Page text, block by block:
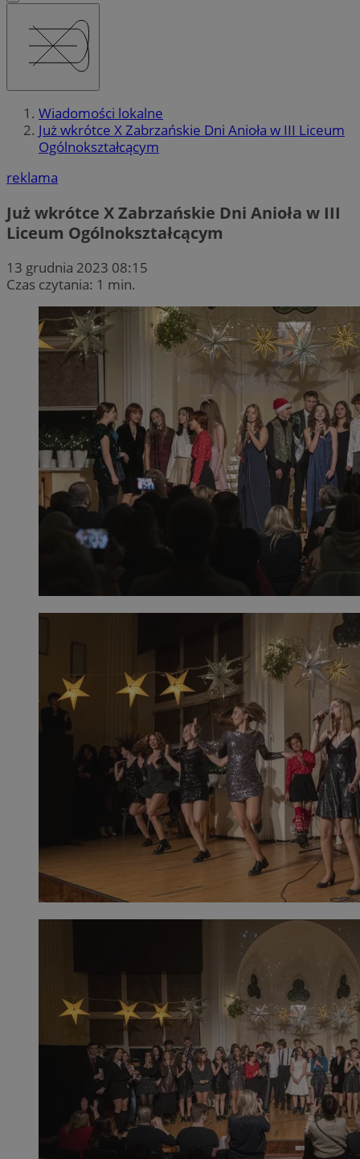
Wiadomości lokalne
Już wkrótce X Zabrzańskie Dni Anioła w III Liceum
Ogólnokształcącym
reklama
Już wkrótce X Zabrzańskie Dni Anioła w III
Liceum Ogólnokształcącym
13 grudnia 2023 08:15
Czas czytania: 1 min.